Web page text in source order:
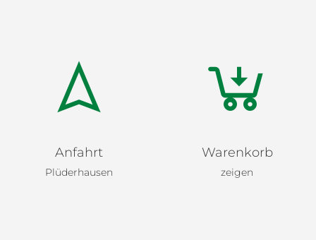
Anfahrt
Plüderhausen
Warenkorb
zeigen